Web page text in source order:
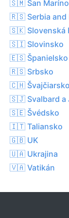
🇸🇲 San Maríno
🇷🇸 Serbia and
🇸🇰 Slovenská
🇸🇮 Slovinsko
🇪🇸 Španielsko
🇷🇸 Srbsko
🇨🇭 Švajčiarsko
🇸🇯 Svalbard a
🇸🇪 Švédsko
🇮🇹 Taliansko
🇬🇧 UK
🇺🇦 Ukrajina
🇻🇦 Vatikán